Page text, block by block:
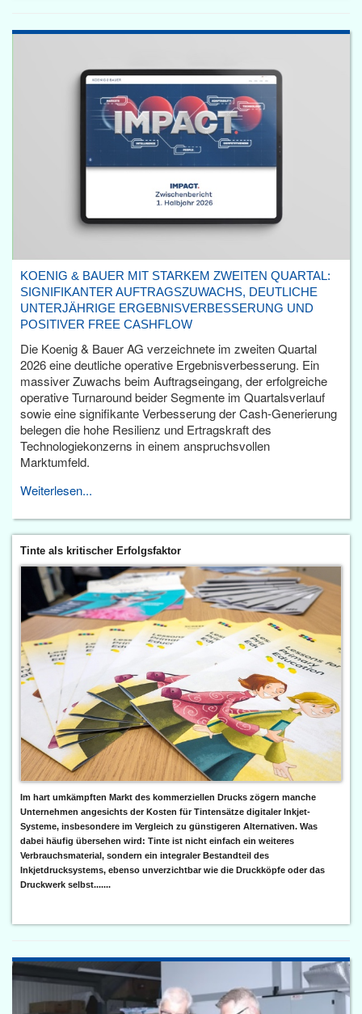
KOENIG & BAUER MIT STARKEM ZWEITEN QUARTAL:
SIGNIFIKANTER AUFTRAGSZUWACHS, DEUTLICHE
UNTERJÄHRIGE ERGEBNISVERBESSERUNG UND
POSITIVER FREE CASHFLOW
Die Koenig & Bauer AG verzeichnete im zweiten Quartal
2026 eine deutliche operative Ergebnisverbesserung. Ein
massiver Zuwachs beim Auftragseingang, der erfolgreiche
operative Turnaround beider Segmente im Quartalsverlauf
sowie eine signifikante Verbesserung der Cash-Generierung
belegen die hohe Resilienz und Ertragskraft des
Technologiekonzerns in einem anspruchsvollen
Marktumfeld.
Weiterlesen...
Tinte als kritischer Erfolgsfaktor
Im hart umkämpften Markt des kommerziellen Drucks zögern manche
Unternehmen angesichts der Kosten für Tintensätze digitaler Inkjet-
Systeme, insbesondere im Vergleich zu günstigeren Alternativen. Was
dabei häufig übersehen wird: Tinte ist nicht einfach ein weiteres
Verbrauchsmaterial, sondern ein integraler Bestandteil des
Inkjetdrucksystems, ebenso unverzichtbar wie die Druckköpfe oder das
Druckwerk selbst.......